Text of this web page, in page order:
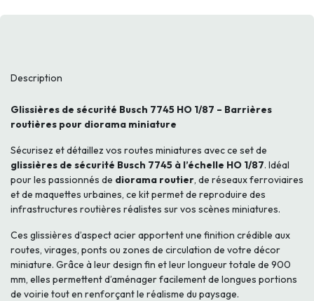
Description
Glissières de sécurité Busch 7745 HO 1/87 – Barrières
routières pour diorama miniature
Sécurisez et détaillez vos routes miniatures avec ce set de
glissières de sécurité Busch 7745 à l’échelle HO 1/87. Idéal
pour les passionnés de diorama routier, de réseaux ferroviaires
et de maquettes urbaines, ce kit permet de reproduire des
infrastructures routières réalistes sur vos scènes miniatures.
Ces glissières d’aspect acier apportent une finition crédible aux
routes, virages, ponts ou zones de circulation de votre décor
miniature. Grâce à leur design fin et leur longueur totale de 900
mm, elles permettent d’aménager facilement de longues portions
de voirie tout en renforçant le réalisme du paysage.